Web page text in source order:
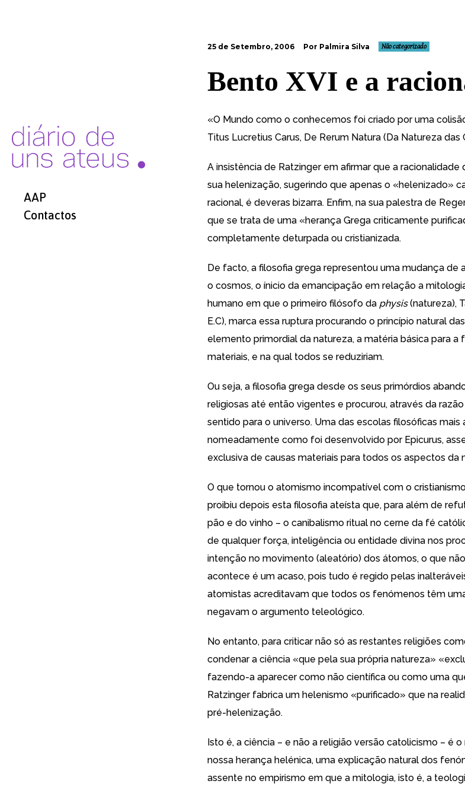
AAP
Contactos
25 de Setembro, 2006 Por Palmira Silva Não categorizado
Bento XVI e a
«O Mundo como o conhecemos foi criado por uma
Titus Lucretius Carus, De Rerum Natura (Da Natureza das
A insistência de Ratzinger em afirmar que a racionalidade
sua helenização, sugerindo que apenas o «helenizado»
racional, é deveras bizarra. Enfim, na sua palestra de
que se trata de uma «herança Grega criticamente
completamente deturpada ou cristianizada.
De facto, a filosofia grega representou uma mudança de
o cosmos, o ínicio da emancipação em relação a
humano em que o primeiro filósofo da physis(natureza),
E.C), marca essa ruptura procurando o princípio natural
elemento primordial da natureza, a matéria básica para a
materiais, e na qual todos se reduziriam.
Ou seja, a filosofia grega desde os seus primórdios
religiosas até então vigentes e procurou, através da
sentido para o universo. Uma das escolas filosóficas mais
nomeadamente como foi desenvolvido por Epicurus,
exclusiva de causas materiais para todos os aspectos da
O que tornou o atomismo incompatível com o
proibiu depois esta filosofia ateísta que, para além de
pão e do vinho – o canibalismo ritual no cerne da fé
de qualquer força, inteligência ou entidade divina nos
intenção no movimento (aleatório) dos átomos, o que
acontece é um acaso, pois tudo é regido pelas
atomistas acreditavam que todos os fenómenos têm
negavam o argumento teleológico.
No entanto, para criticar não só as restantes religiões
condenar a ciência «que pela sua própria natureza»
fazendo-a aparecer como não científica ou como uma
Ratzinger fabrica um helenismo «purificado» que na
pré-helenização.
Isto é, a ciência – e não a religião versão catolicismo – é
nossa herança helénica, uma explicação natural dos
assente no empirismo em que a mitologia, isto é, a